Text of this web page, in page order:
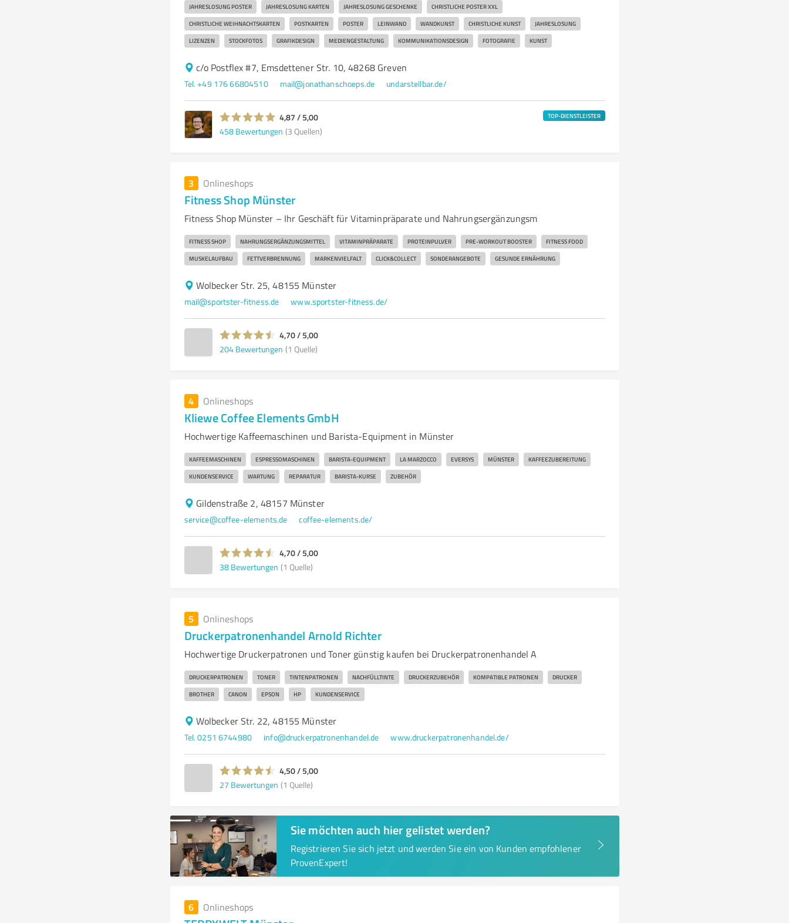
JAHRESLOSUNG POSTER JAHRESLOSUNG KARTEN JAHRESLOSUNG GESCHENKE CHRISTLICHE POSTER XXL
CHRISTLICHE WEIHNACHTSKARTEN POSTKARTEN POSTER LEINWAND WANDKUNST CHRISTLICHE KUNST JAHRESLOSUNG
LIZENZEN STOCKFOTOS GRAFIKDESIGN MEDIENGESTALTUNG KOMMUNIKATIONSDESIGN FOTOGRAFIE KUNST
c/o Postflex #7, Emsdettener Str. 10, 48268 Greven
Tel. +49 176 66804510 mail@jonathanschoeps.de undarstellbar.de/
4,87 / 5,00
458 Bewertungen (3 Quellen)
TOP-DIENSTLEISTER
3 Onlineshops
Fitness Shop Münster
Fitness Shop Münster – Ihr Geschäft für Vitaminpräparate und Nahrungsergänzungsm
FITNESS SHOP NAHRUNGSERGÄNZUNGSMITTEL VITAMINPRÄPARATE PROTEINPULVER PRE-WORKOUT BOOSTER FITNESS FOOD
MUSKELAUFBAU FETTVERBRENNUNG MARKENVIELFALT CLICK&COLLECT SONDERANGEBOTE GESUNDE ERNÄHRUNG
Wolbecker Str. 25, 48155 Münster
mail@sportster-fitness.de www.sportster-fitness.de/
4,70 / 5,00
204 Bewertungen (1 Quelle)
4 Onlineshops
Kliewe Coffee Elements GmbH
Hochwertige Kaffeemaschinen und Barista-Equipment in Münster
KAFFEEMASCHINEN ESPRESSOMASCHINEN BARISTA-EQUIPMENT LA MARZOCCO EVERSYS MÜNSTER KAFFEEZUBEREITUNG
KUNDENSERVICE WARTUNG REPARATUR BARISTA-KURSE ZUBEHÖR
Gildenstraße 2, 48157 Münster
service@coffee-elements.de coffee-elements.de/
4,70 / 5,00
38 Bewertungen (1 Quelle)
5 Onlineshops
Druckerpatronenhandel Arnold Richter
Hochwertige Druckerpatronen und Toner günstig kaufen bei Druckerpatronenhandel A
DRUCKERPATRONEN TONER TINTENPATRONEN NACHFÜLLTINTE DRUCKERZUBEHÖR KOMPATIBLE PATRONEN DRUCKER
BROTHER CANON EPSON HP KUNDENSERVICE
Wolbecker Str. 22, 48155 Münster
Tel. 0251 6744980 info@druckerpatronenhandel.de www.druckerpatronenhandel.de/
4,50 / 5,00
27 Bewertungen (1 Quelle)
Sie möchten auch hier gelistet werden?
Registrieren Sie sich jetzt und werden Sie ein von Kunden empfohlener
ProvenExpert!
6 Onlineshops